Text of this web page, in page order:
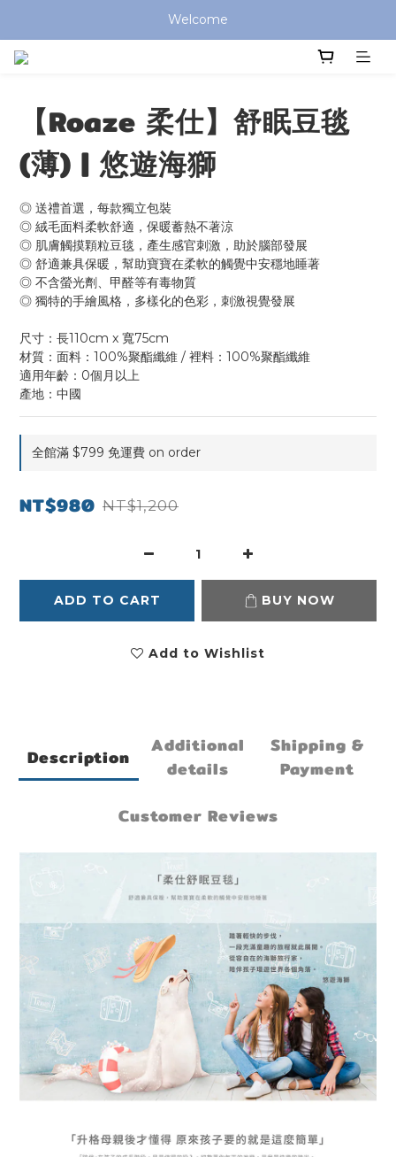
全館滿 $799 免運費 (僅提供台灣本島區域，外島地區請洽客服)
Welcome
全館滿 $799 免運費 (僅提供台灣本島區域，外島地區請洽客服)
【Roaze 柔仕】舒眠豆毯
(薄) | 悠遊海獅
◎ 送禮首選，每款獨立包裝
◎ 絨毛面料柔軟舒適，保暖蓄熱不著涼
◎ 肌膚觸摸顆粒豆毯，產生感官刺激，助於腦部發展
◎ 舒適兼具保暖，幫助寶寶在柔軟的觸覺中安穩地睡著
◎ 不含螢光劑、甲醛等有毒物質
◎ 獨特的手繪風格，多樣化的色彩，刺激視覺發展
尺寸：長110cm x 寬75cm
材質：面料：100%聚酯纖維 / 裡料：100%聚酯纖維
適用年齡：0個月以上
產地：中國
全館滿 $799 免運費 on order
NT$980 NT$1,200
ADD TO CART BUY NOW
Add to Wishlist
Description
Additional
details
Shipping &
Payment
Customer Reviews